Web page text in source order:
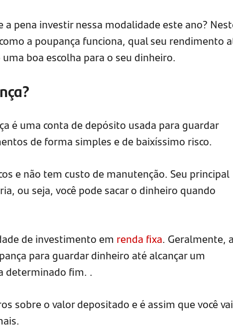
a pena investir nessa modalidade este ano?
a poupança funciona, qual seu rendimento
boa escolha para o seu dinheiro.
é uma conta de depósito usada para guardar
de forma simples e de baixíssimo risco.
e não tem custo de manutenção. Seu principal
ou seja, você pode sacar o dinheiro quando
de investimento em renda fixa. Geralmente,
para guardar dinheiro até alcançar um
determinado fim. .
sobre o valor depositado e é assim que você vai